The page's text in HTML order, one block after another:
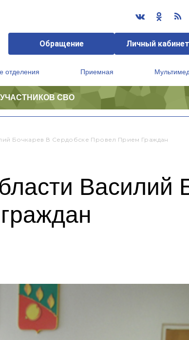
Обращение Личный
отделения Приемная
СВО
Бочкарев В Сердобске Провел Прием Граждан
Василий